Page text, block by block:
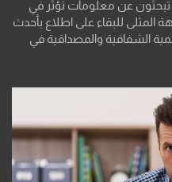
تبحثون عن معلومات تؤثر في
المثلى للبقاء على اطلاع بأحدث
الشفافية والمصداقية في